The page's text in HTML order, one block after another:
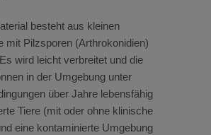
besteht aus kleinen
mit Pilzsporen (Arthrokonidien)
wird leicht verbreitet und die
in der Umgebung unter
über Jahre lebensfähig
Tiere (mit oder ohne klinische
eine kontaminierte Umgebung